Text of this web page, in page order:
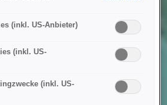
und es fehlt an einem
Sie Risiken ergeben, weil Sie Ihre Rechte
nicht wirksam durchsetzen können, in
kann, dass aufgrund aktueller Gesetze
einen Zugriff auf Daten erlangen können,
beschränkt sind.
Sollten Sie das
Marketingzwecke oder
(inkl. US-Anbieter)
(inkl. US-
(inkl. US-